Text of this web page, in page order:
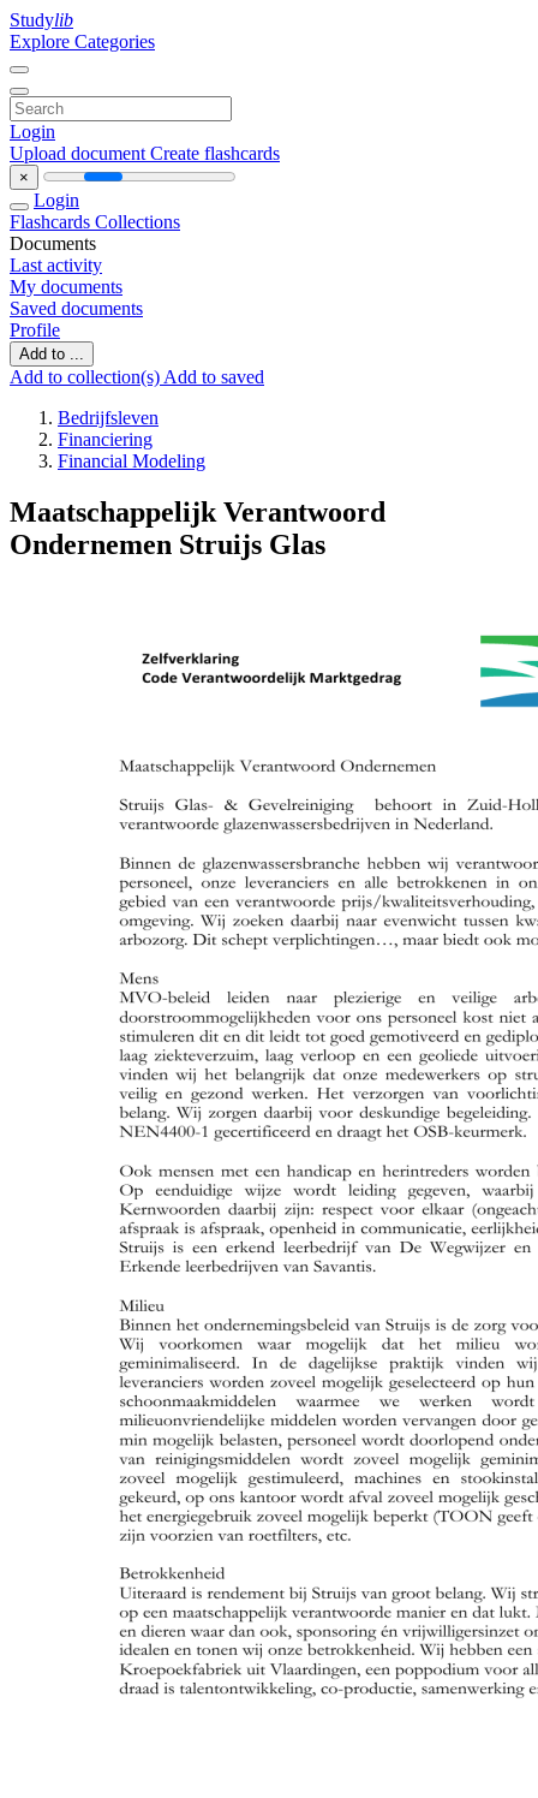
Studylib
Explore Categories
Login
Upload document Create flashcards
×
Login
Flashcards Collections
Documents
Last activity
My documents
Saved documents
Profile
Add to ...
Add to collection(s) Add to saved
Bedrijfsleven
Financiering
Financial Modeling
Maatschappelijk Verantwoord
Ondernemen Struijs Glas